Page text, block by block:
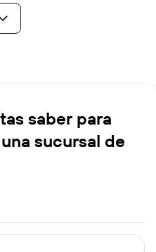
saber para
sucursal de